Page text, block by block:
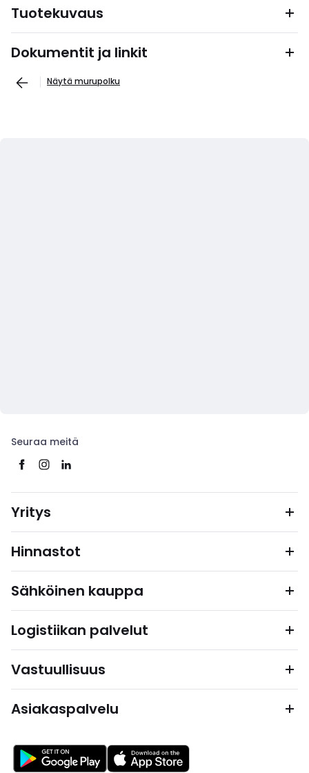
Tuotekuvaus
Dokumentit ja linkit
Näytä murupolku
Seuraa meitä
Yritys
Hinnastot
Sähköinen kauppa
Logistiikan palvelut
Vastuullisuus
Asiakaspalvelu